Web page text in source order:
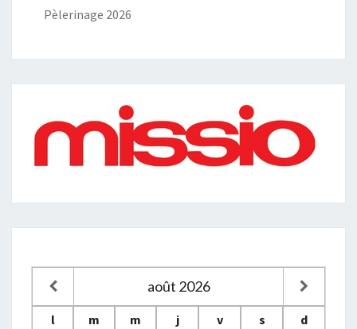
Pèlerinage 2026
août 2026
l m m j v s
d